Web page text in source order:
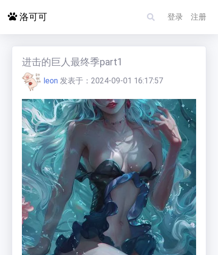
首页
探索更多
电影影单
洛赋头条
碰碰运气
求片/反馈
福利中心
洛可可 登录 注册
进击的巨人最终季part1
leon 发表于： 2024-09-01 16:17:57